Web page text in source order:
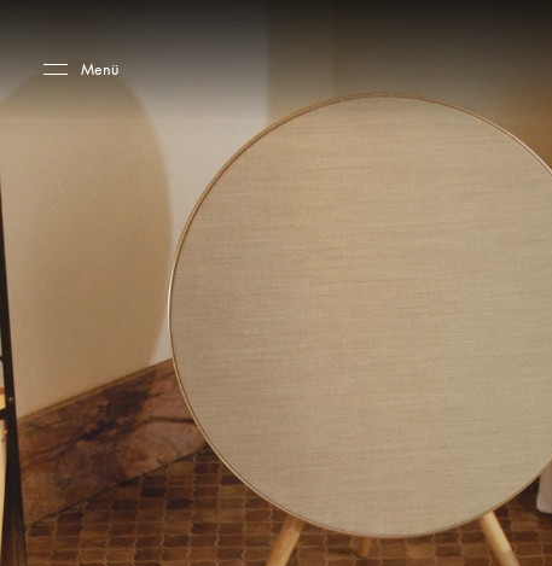
Menü